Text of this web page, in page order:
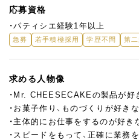
応募資格
・パティシエ経験1年以上
急募 若手積極採用 学歴不問 第
求める人物像
・Mr. CHEESECAKEの製品が好
・お菓子作り、ものづくりが好き
・主体的にお仕事をするのが好き
・スピードをもって、正確に業務